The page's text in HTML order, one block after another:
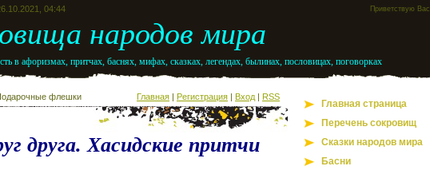
04:44 Приветствую Вас
народов мира
в афоризмах, притчах, баснях, мифах, сказках, легендах, былинах, пословицах, поговорках
флешки Главная | Регистрация | Вход | RSS
друга. Хасидские притчи
Главная страница
Перечень сокровищ
Сказки народов мира
Басни